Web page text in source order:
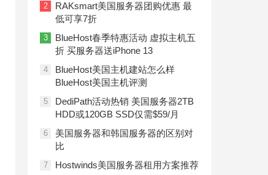
2
RAKsmart美国服务器团购优惠 最
低可享7折
3
BlueHost春季特惠活动 虚拟主机五
折 买服务器送iPhone 13
4
BlueHost美国主机建站怎么样
BlueHost美国主机评测
5
DediPath活动热销 美国服务器2TB
HDD或120GB SSD仅需$59/月
6
美国服务器和韩国服务器的区别对
比
7 Hostwinds美国服务器租用方案推荐